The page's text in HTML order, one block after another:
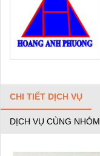
CHI TIẾT DỊCH VỤ
DỊCH VỤ CÙNG NHÓM